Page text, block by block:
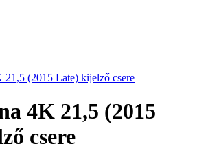
21,5 (2015 Late) kijelző csere
4K 21,5 (2015
csere